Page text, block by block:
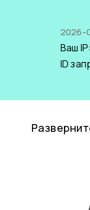
2026-
Ваш IP:
ID